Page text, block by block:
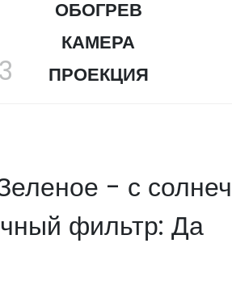
ОБОГРЕВ
КАМЕРА
ПРОЕКЦИЯ
- с
фильтр: Да